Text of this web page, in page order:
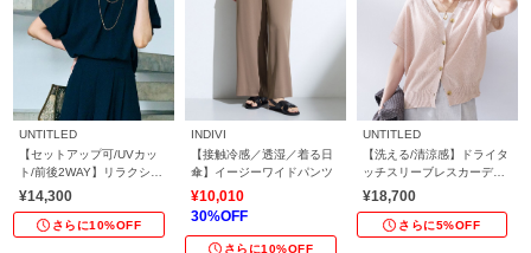
UNTITLED
【セットアップ可/UVカッ
ト/前後2WAY】リラクシー
フレンチスリーブブラウス
¥14,300
さらに10%OFF
INDIVI
【接触冷感／透湿／着る日
傘】イージーワイドパンツ
¥10,010
30%OFF
さらに10%OFF
UNTITLED
【洗える/清涼感】ドライタ
ッチスリーブレスカーディ
ガン
¥18,700
さらに5%OFF